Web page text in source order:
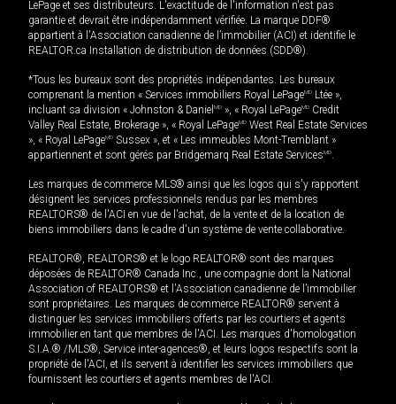
LePage et ses distributeurs. L'exactitude de l'information n'est pas
garantie et devrait être indépendamment vérifiée. La marque DDF®
appartient à l'Association canadienne de l’immobilier (ACI) et identifie le
REALTOR.ca Installation de distribution de données (SDD®).
*Tous les bureaux sont des propriétés indépendantes. Les bureaux
comprenant la mention « Services immobiliers Royal LePageMD Ltée »,
incluant sa division « Johnston & Daniel MD », « Royal LePageMD Credit
Valley Real Estate, Brokerage », « Royal LePageMD West Real Estate Services
», « Royal LePageMD Sussex », et « Les immeubles Mont-Tremblant »
appartiennent et sont gérés par Bridgemarq Real Estate ServicesMD.
Les marques de commerce MLS® ainsi que les logos qui s'y rapportent
désignent les services professionnels rendus par les membres
REALTORS® de l'ACI en vue de l'achat, de la vente et de la location de
biens immobiliers dans le cadre d'un système de vente collaborative.
REALTOR®, REALTORS® et le logo REALTOR® sont des marques
déposées de REALTOR® Canada Inc., une compagnie dont la National
Association of REALTORS® et l'Association canadienne de l’immobilier
sont propriétaires. Les marques de commerce REALTOR® servent à
distinguer les services immobiliers offerts par les courtiers et agents
immobilier en tant que membres de l'ACI. Les marques d'homologation
S.I.A.® /MLS®, Service inter-agences®, et leurs logos respectifs sont la
propriété de l'ACI, et ils servent à identifier les services immobiliers que
fournissent les courtiers et agents membres de l'ACI.